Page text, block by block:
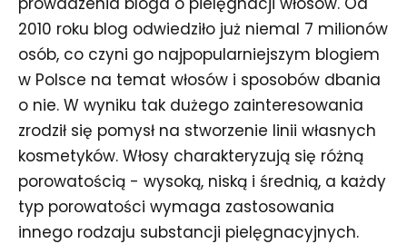
2010 roku blog odwiedziło już niemal 7 milionów
osób, co czyni go najpopularniejszym blogiem
w Polsce na temat włosów i sposobów dbania
o nie. W wyniku tak dużego zainteresowania
zrodził się pomysł na stworzenie linii własnych
kosmetyków. Włosy charakteryzują się różną
porowatością - wysoką, niską i średnią, a każdy
typ porowatości wymaga zastosowania
innego rodzaju substancji pielęgnacyjnych.